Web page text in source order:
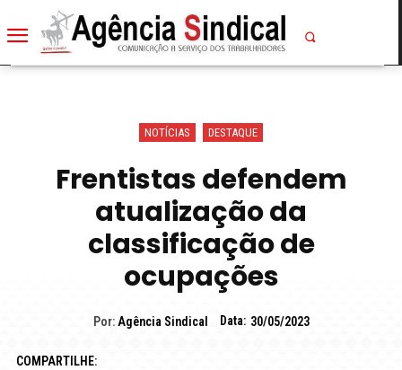
NOTÍCIAS DESTAQUE
Frentistas defendem
atualização da
classificação de
ocupações
Por: Agência Sindical Data: 30/05/2023
COMPARTILHE: